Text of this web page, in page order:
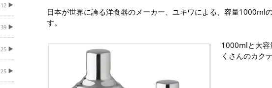
12
39
25
25
日本が世界に誇る洋食器のメーカー、ユキワによる、容量1000ml
す。
1000mlと大容
くさんのカク